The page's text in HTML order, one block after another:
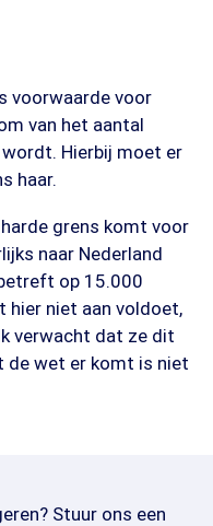
voorwaarde voor
van het aantal
Hierbij moet er
haar.
grens komt voor
naar Nederland
op 15.000
hier niet aan voldoet,
verwacht dat ze dit
de wet er komt is niet
Stuur ons een